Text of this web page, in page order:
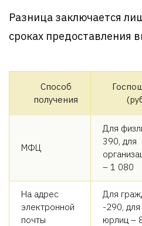
Разница заключается
сроках предоставления
Способ
получения
МФЦ
Для
390, для
– 1 080
На адрес
электронной
почты
Для
-290, для
юрлиц –